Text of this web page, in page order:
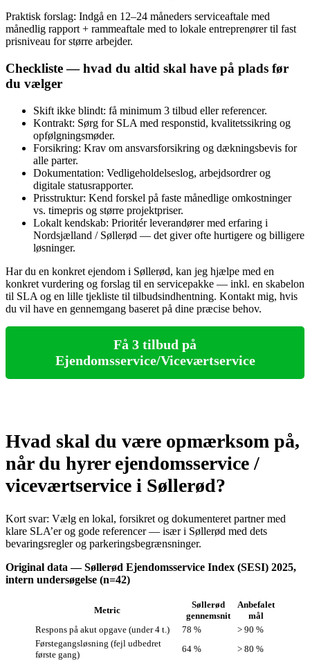
Praktisk forslag: Indgå en 12–24 måneders serviceaftale med
månedlig rapport + rammeaftale med to lokale entreprenører til fast
prisniveau for større arbejder.
Checkliste — hvad du altid skal have på plads før
du vælger
Skift ikke blindt: få minimum 3 tilbud eller referencer.
Kontrakt: Sørg for SLA med responstid, kvalitetssikring og
opfølgningsmøder.
Forsikring: Krav om ansvarsforsikring og dækningsbevis for
alle parter.
Dokumentation: Vedligeholdelseslog, arbejdsordrer og
digitale statusrapporter.
Prisstruktur: Kend forskel på faste månedlige omkostninger
vs. timepris og større projektpriser.
Lokalt kendskab: Prioritér leverandører med erfaring i
Nordsjælland / Søllerød — det giver ofte hurtigere og billigere
løsninger.
Har du en konkret ejendom i Søllerød, kan jeg hjælpe med en
konkret vurdering og forslag til en servicepakke — inkl. en skabelon
til SLA og en lille tjekliste til tilbudsindhentning. Kontakt mig, hvis
du vil have en gennemgang baseret på dine præcise behov.
Få 3 tilbud på
Ejendomsservice/Viceværtservice
Hvad skal du være opmærksom på,
når du hyrer ejendomsservice /
viceværtservice i Søllerød?
Kort svar: Vælg en lokal, forsikret og dokumenteret partner med
klare SLA’er og gode referencer — især i Søllerød med dets
bevaringsregler og parkeringsbegrænsninger.
Original data — Søllerød Ejendomsservice Index (SESI) 2025,
intern undersøgelse (n=42)
Metric
Søllerød
gennemsnit
Anbefalet
mål
Respons på akut opgave (under 4 t.)
78 %
> 90 %
Førstegangs­løsning (fejl udbedret
første gang)
64 %
> 80 %